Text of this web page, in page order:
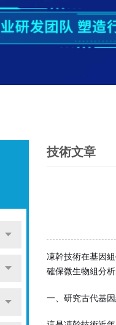
技術文章
凍幹技術在基因
確保微生物組分
一、研究古代基